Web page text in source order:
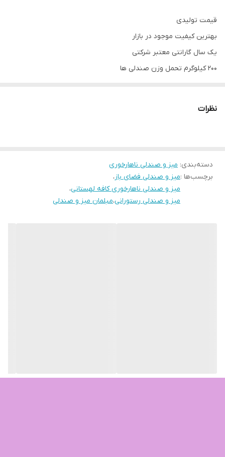
قیمت تولیدی
بهترین کیفیت موجود در بازار
یک سال گارانتی معتبر شرکتی
200 کیلوگرم تحمل وزن صندلی ها
ارسال از تهران به سراسر ایران
است.(رایگان نیست)
آماده همکاری با رستوران ها، کافی شاپ ها و کلیه مراکز فرهنگی و
نظرات
دسته‌بندی: میز و صندلی ناهارخوری
برچسب‌ها :میز و صندلی فضای باز،
میز و صندلی ناهارخوری کافه لهستانی،
میز و صندلی رستورانی،مبلمان میز و صندلی